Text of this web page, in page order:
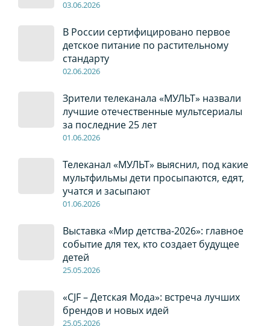
03.06.2026
В России сертифицировано первое
детское питание по растительному
стандарту
02.06.2026
Зрители телеканала «МУЛЬТ» назвали
лучшие отечественные мультсериалы
за последние 25 лет
01.06.2026
Телеканал «МУЛЬТ» выяснил, под какие
мультфильмы дети просыпаются, едят,
учатся и засыпают
01.06.2026
Выставка «Мир детства-2026»: главное
событие для тех, кто создает будущее
детей
25.05.2026
«CJF – Детская Мода»: встреча лучших
брендов и новых идей
25.05.2026